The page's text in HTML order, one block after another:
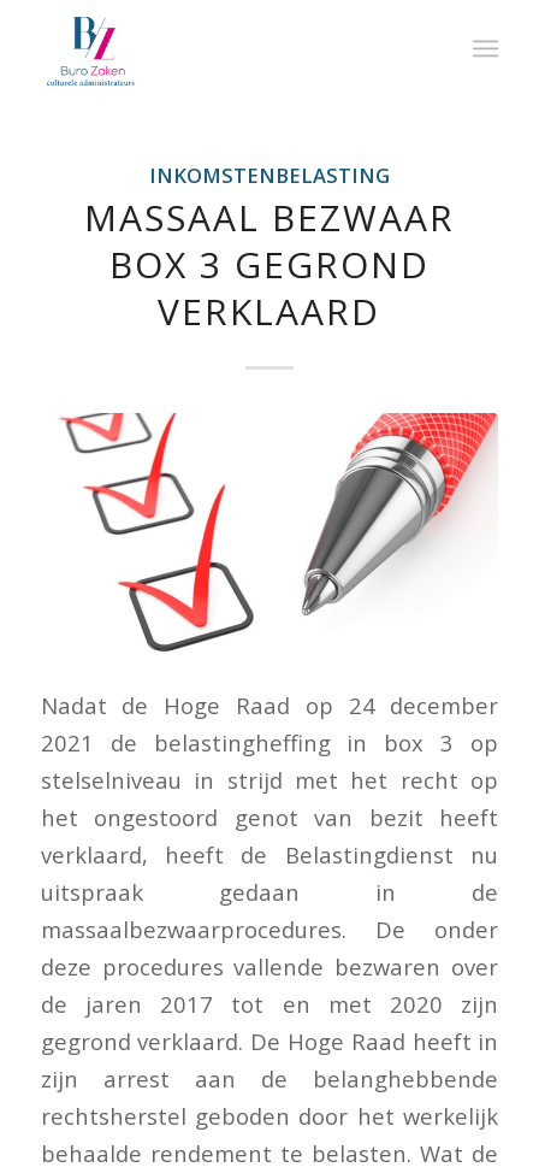
INKOMSTENBELASTING
MASSAAL BEZWAAR
BOX 3 GEGROND
VERKLAARD
Nadat de Hoge Raad op 24 december
2021 de belastingheffing in box 3 op
stelselniveau in strijd met het recht op
het ongestoord genot van bezit heeft
verklaard, heeft de Belastingdienst nu
uitspraak gedaan in de
massaalbezwaarprocedures. De onder
deze procedures vallende bezwaren over
de jaren 2017 tot en met 2020 zijn
gegrond verklaard. De Hoge Raad heeft in
zijn arrest aan de belanghebbende
rechtsherstel geboden door het werkelijk
behaalde rendement te belasten. Wat de